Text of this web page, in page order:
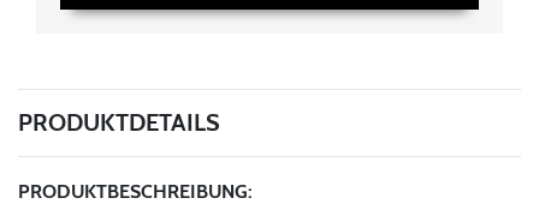
PRODUKTDETAILS
PRODUKTBESCHREIBUNG: